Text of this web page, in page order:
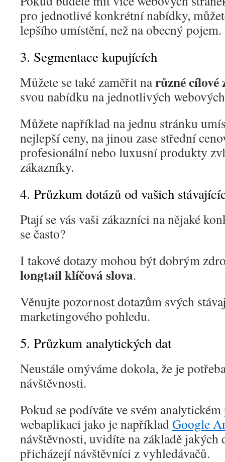
pro jednotlivé konkrétní nabídky,
lepšího umístění, než na obecný pojem.
3. Segmentace kupujících
Můžete se také zaměřit narůzné
svou nabídku na jednotlivých
Můžete například na jednu stránku
nejlepší ceny, na jinou zase střední
profesionální nebo luxusní produkty
zákazníky.
4. Průzkum dotázů od vašich
Ptají se vás vaši zákazníci na nějaké
se často?
I takové dotazy mohou být dobrým
longtail klíčová slova.
Věnujte pozornost dotazům svých
marketingového pohledu.
5. Průzkum analytických dat
Neustále omýváme dokola, že je
návštěvnosti.
Pokud se podíváte ve svém
webaplikaci jako je napříkladGoogle
návštěvnosti, uvidíte na základě jakých
přicházejí návštěvníci z vyhledávačů.